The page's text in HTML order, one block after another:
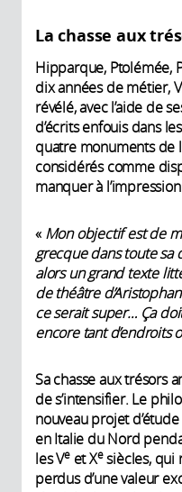
La chasse aux
Hipparque, Ptolémée,
dix années de métier,
révélé, avec l’aide de
d’écrits enfouis dans
quatre monuments de
considérés comme
manquer à
« Mon objectif est de
grecque dans toute sa
alors un grand texte
de théâtre
ce serait super… Ça
encore tant d’endroits
Sa chasse aux trésors
de s’intensifier. Le
nouveau projet
en Italie du Nord
les Veet Xesiècles, qui
perdus d’une valeur